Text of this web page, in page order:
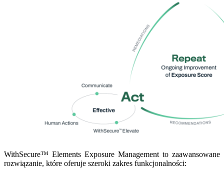
WithSecure™ Elements Exposure Management to zaawansowane
rozwiązanie, które oferuje szeroki zakres funkcjonalności: